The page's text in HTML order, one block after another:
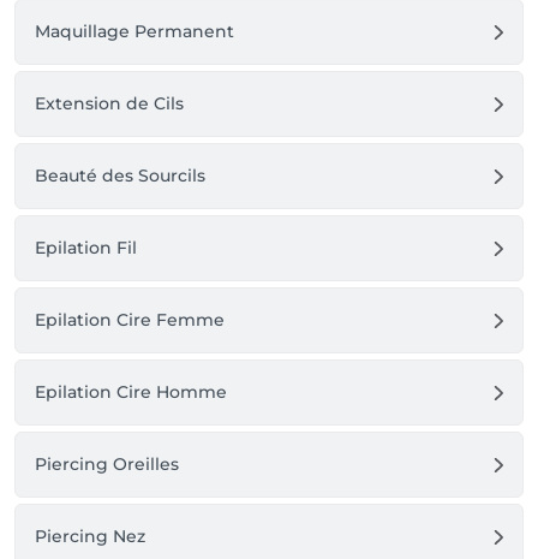
Maquillage Permanent
Extension de Cils
Beauté des Sourcils
Epilation Fil
Epilation Cire Femme
Epilation Cire Homme
Piercing Oreilles
Piercing Nez